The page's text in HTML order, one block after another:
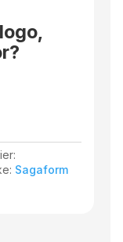
Sagaform